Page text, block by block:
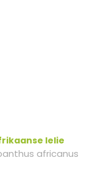
lelie
africanus